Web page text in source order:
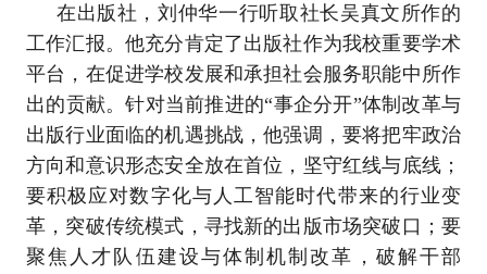
在出版社，刘仲华一行听取社长吴真文所作的
工作汇报。他充分肯定了出版社作为我校重要学术
平台，在促进学校发展和承担社会服务职能中所作
出的贡献。针对当前推进的“事企分开”体制改革与
出版行业面临的机遇挑战，他强调，要将把牢政治
方向和意识形态安全放在首位，坚守红线与底线；
要积极应对数字化与人工智能时代带来的行业变
革，突破传统模式，寻找新的出版市场突破口；要
聚焦人才队伍建设与体制机制改革，破解干部